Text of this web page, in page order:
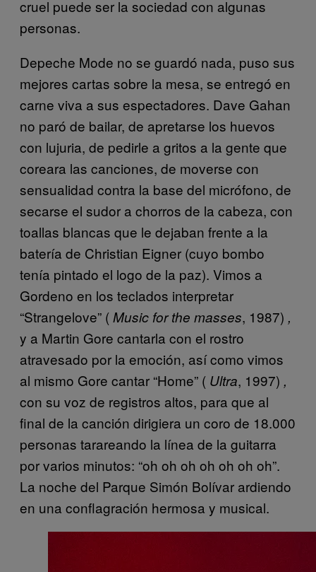
cruel puede ser la sociedad con algunas
personas.
Depeche Mode no se guardó nada, puso sus
mejores cartas sobre la mesa, se entregó en
carne viva a sus espectadores. Dave Gahan
no paró de bailar, de apretarse los huevos
con lujuria, de pedirle a gritos a la gente que
coreara las canciones, de moverse con
sensualidad contra la base del micrófono, de
secarse el sudor a chorros de la cabeza, con
toallas blancas que le dejaban frente a la
batería de Christian Eigner (cuyo bombo
tenía pintado el logo de la paz). Vimos a
Gordeno en los teclados interpretar
“Strangelove” (Music for the masses, 1987) ,
y a Martin Gore cantarla con el rostro
atravesado por la emoción, así como vimos
al mismo Gore cantar “Home” ( Ultra, 1997) ,
con su voz de registros altos, para que al
final de la canción dirigiera un coro de 18.000
personas tarareando la línea de la guitarra
por varios minutos: “oh oh oh oh oh oh oh”.
La noche del Parque Simón Bolívar ardiendo
en una conflagración hermosa y musical.